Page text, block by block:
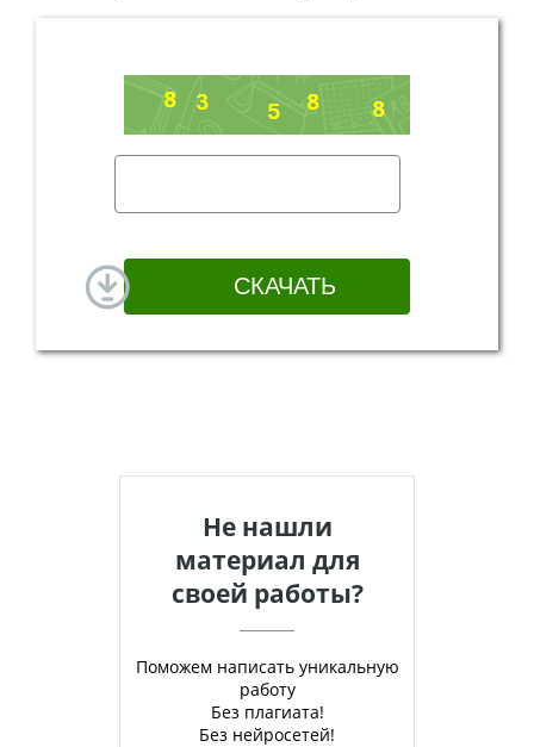
Не нашли
материал для
своей работы?
Поможем написать уникальную
работу
Без плагиата!
Без нейросетей!